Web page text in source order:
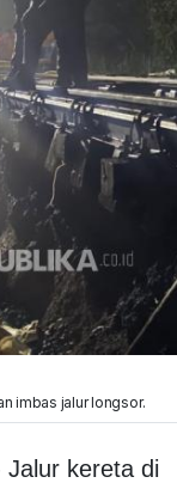
imbas jalur longsor.
Jalur kereta di